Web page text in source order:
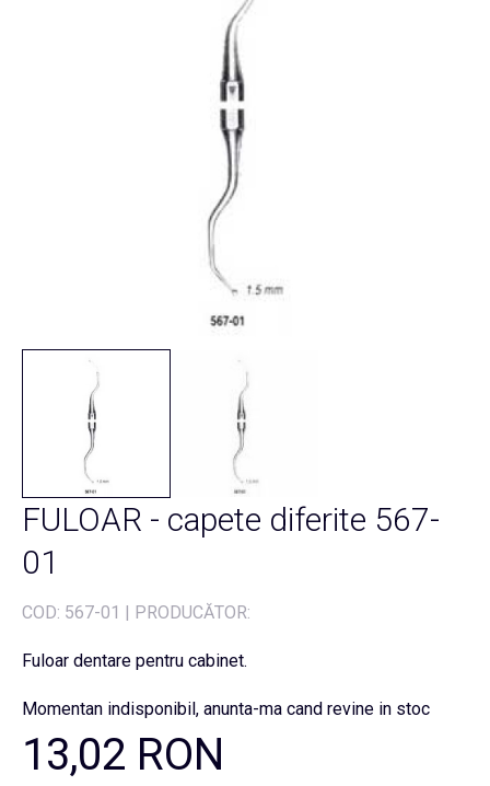
FULOAR - capete diferite 567-
01
COD: 567-01 | PRODUCĂTOR:
Fuloar dentare pentru cabinet.
Momentan indisponibil, anunta-ma cand revine in stoc
13,02 RON